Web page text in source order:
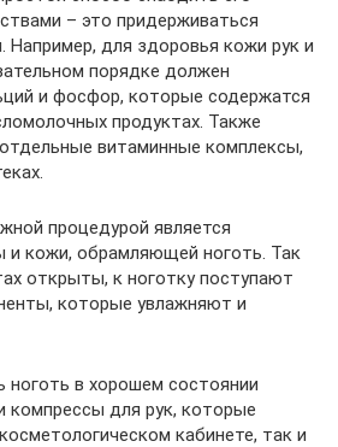
– это придерживаться
Например, для здоровья кожи рук и
порядке должен
и фосфор, которые содержатся
продуктах. Также
витаминные комплексы,
процедурой является
и кожи, обрамляющей ноготь. Так
открыты, к ноготку поступают
которые увлажняют и
ноготь в хорошем состоянии
компрессы для рук, которые
кабинете, так и